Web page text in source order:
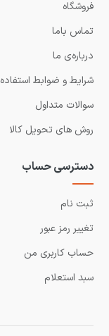
فروشگاه
تماس باما
درباره‌ی ما
شرایط و ضوابط استفاده
سوالات متداول
روش های تحویل کالا
دسترسی حساب
ثبت نام
تغییر رمز عبور
حساب کاربری من
سبد استعلام